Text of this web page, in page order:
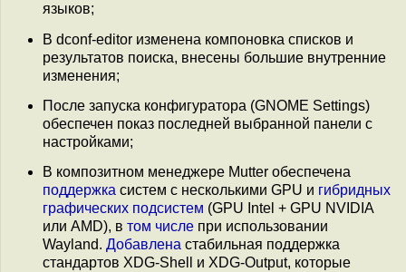
языков;
В dconf-editor изменена компоновка списков и
результатов поиска, внесены большие внутренние
изменения;
После запуска конфигуратора (GNOME Settings)
обеспечен показ последней выбранной панели с
настройками;
В композитном менеджере Mutter обеспечена
поддержка систем с несколькими GPU и гибридных
графических подсистем (GPU Intel + GPU NVIDIA
или AMD), в том числе при использовании
Wayland. Добавлена стабильная поддержка
стандартов XDG-Shell и XDG-Output, которые